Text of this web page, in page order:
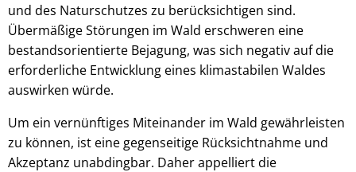
und des Naturschutzes zu berücksichtigen sind.
Übermäßige Störungen im Wald erschweren eine
bestandsorientierte Bejagung, was sich negativ auf die
erforderliche Entwicklung eines klimastabilen Waldes
auswirken würde.
Um ein vernünftiges Miteinander im Wald gewährleisten
zu können, ist eine gegenseitige Rücksichtnahme und
Akzeptanz unabdingbar. Daher appelliert die